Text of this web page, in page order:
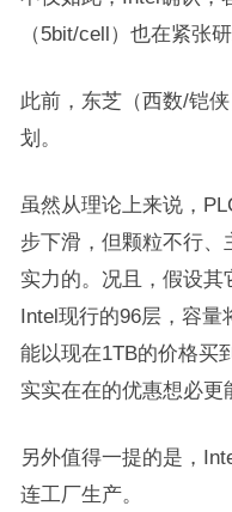
（5bit/cell）也在紧张研
此前，东芝（西数/铠
划。
虽然从理论上来说，
步下滑，但颗粒不行
实力的。况且，假设其
Intel现行的96层，容量
能以现在1TB的价格买
实实在在的优惠想必更
另外值得一提的是，
连工厂生产。